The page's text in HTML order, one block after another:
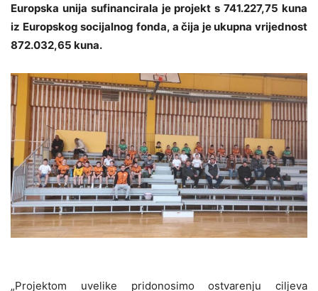
Europska unija sufinancirala je projekt s 741.227,75 kuna
iz Europskog socijalnog fonda, a čija je ukupna vrijednost
872.032,65 kuna.
„Projektom uvelike pridonosimo ostvarenju ciljeva